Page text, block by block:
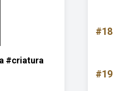
#criatura
#18
#19